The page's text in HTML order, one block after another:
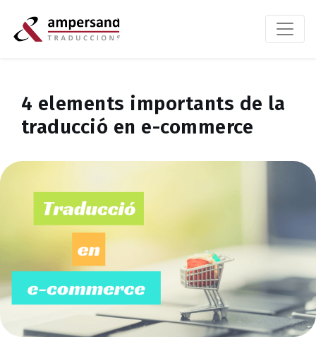
4 elements importants de la
traducció en e-commerce